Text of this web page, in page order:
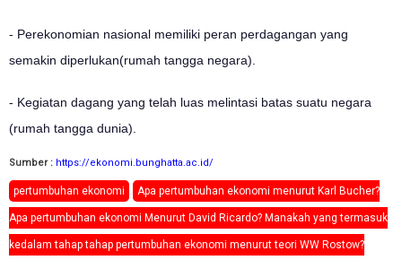
- Perekonomian nasional memiliki peran perdagangan yang
semakin diperlukan(rumah tangga negara).
- Kegiatan dagang yang telah luas melintasi batas suatu negara
(rumah tangga dunia).
Sumber : https://ekonomi.bunghatta.ac.id/
pertumbuhan ekonomi Apa pertumbuhan ekonomi menurut Karl Bucher?
Apa pertumbuhan ekonomi Menurut David Ricardo? Manakah yang termasuk
kedalam tahap tahap pertumbuhan ekonomi menurut teori WW Rostow?